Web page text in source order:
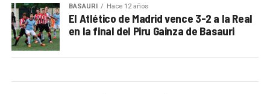
BASAURI Hace 12 años
El Atlético de Madrid vence 3-2 a la Real
en la final del Piru Gainza de Basauri